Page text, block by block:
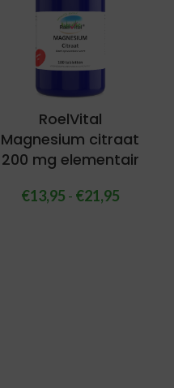
RoelVital
Magnesium citraat
200 mg elementair
€13,95 - €21,95